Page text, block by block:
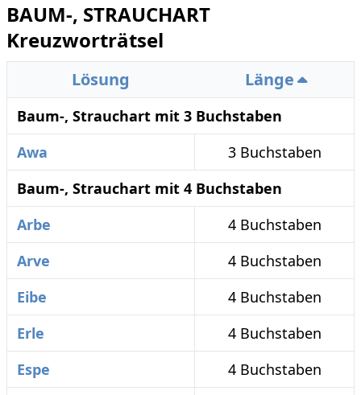
BAUM-, STRAUCHART
Kreuzworträtsel
Lösung Länge
Baum-, Strauchart mit 3 Buchstaben
Awa
3 Buchstaben
Baum-, Strauchart mit 4 Buchstaben
Arbe
4 Buchstaben
Arve
4 Buchstaben
Eibe
4 Buchstaben
Erle
4 Buchstaben
Espe
4 Buchstaben